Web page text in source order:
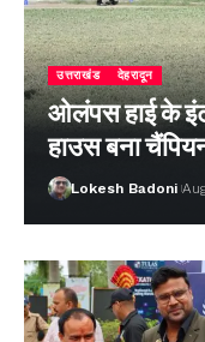
उत्तराखंड देहरादून
ओलंपस हाई के
हाउस बना
Lokesh Badoni